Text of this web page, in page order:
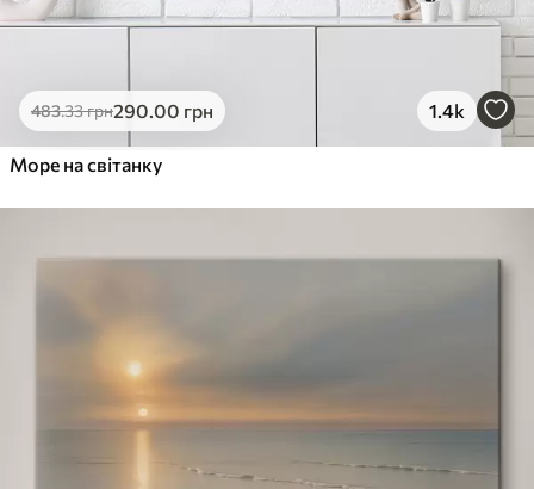
483.33грн290.00 грн 1.4k
Море на світанку